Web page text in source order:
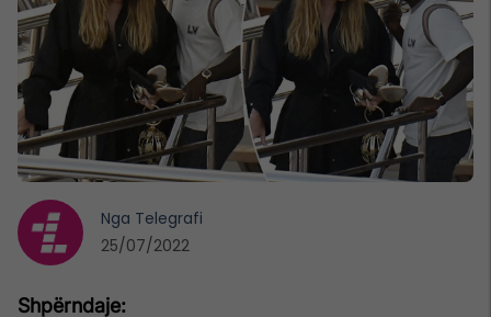
Nga Telegrafi
25/07/2022